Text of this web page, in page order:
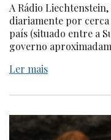
A Rádio
diariamente por
país (situado entre a
governo
Ler mais